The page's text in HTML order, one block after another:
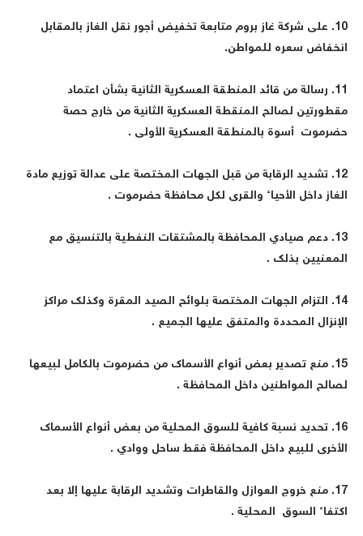
10. على شركة غاز بروم متابعة تخفيض أجور نقل الغاز بالمقابل
سعره للمواطن.
11. رسالة من قائد المنطقة العسكرية الثانية بشأن اعتماد
لصالح المنقطة العسكرية الثانية من خارج حصة
أسوة بالمنطقة العسكرية الأولى .
12. تشديد الرقابة من قبل الجهات المختصة على عدالة توزيع مادة
داخل الأحياء والقرى لكل محافظة حضرموت .
13. دعم صيادي المحافظة بالمشتقات النفطية بالتنسيق مع
بذلك .
14. التزام الجهات المختصة بلوائح الصيد المقرة وكذلك مراكز
المحددة والمتفق عليها الجميع .
15. منع تصدير بعض أنواع الأسماك من حضرموت بالكامل لبيعها
المواطنين داخل المحافظة .
16. تحديد نسبة كافية للسوق المحلية من بعض أنواع الأسماك
للبيع داخل المحافظة فقط ساحل ووادي .
17. منع خروج العوازل والقاطرات وتشديد الرقابة عليها إلا بعد
السوق المحلية .